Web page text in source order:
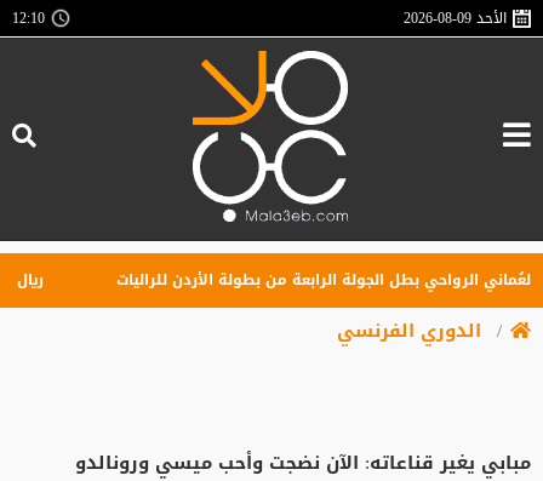
الأحد2026-08-09
12:10
الرواحي بطل الجولة الرابعة من بطولة الأردن للراليات ريال
الدوري الفرنسي
مبابي يغير قناعاته: الآن نضجت وأحب ميسي ورونالدو